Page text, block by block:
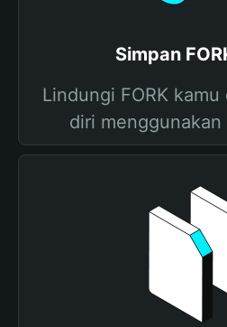
Simpan
Lindungi FORK
diri